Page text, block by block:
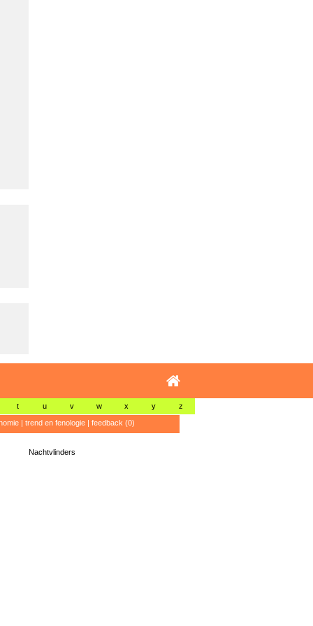
t u v w x y z
| trend en fenologie| feedback (0)
Nachtvlinders